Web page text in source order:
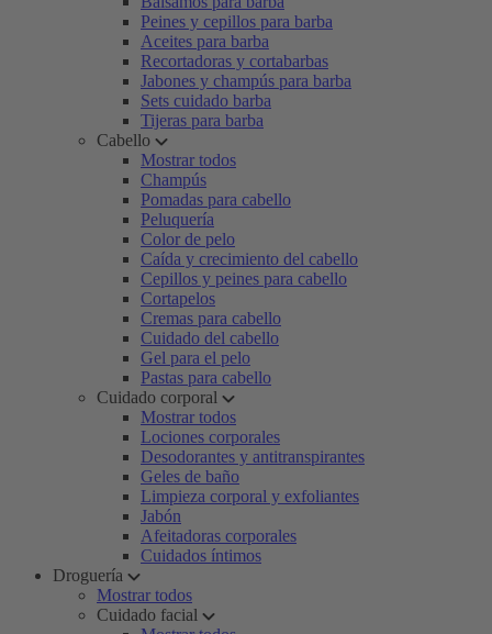
Peines y cepillos para barba
Aceites para barba
Recortadoras y cortabarbas
Jabones y champús para barba
Sets cuidado barba
Tijeras para barba
Cabello
Mostrar todos
Champús
Pomadas para cabello
Peluquería
Color de pelo
Caída y crecimiento del cabello
Cepillos y peines para cabello
Cortapelos
Cremas para cabello
Cuidado del cabello
Gel para el pelo
Pastas para cabello
Cuidado corporal
Mostrar todos
Lociones corporales
Desodorantes y antitranspirantes
Geles de baño
Limpieza corporal y exfoliantes
Jabón
Afeitadoras corporales
Cuidados íntimos
Droguería
Mostrar todos
Cuidado facial